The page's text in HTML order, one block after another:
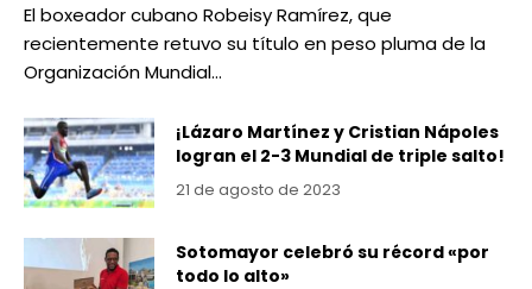
El boxeador cubano Robeisy Ramírez, que
recientemente retuvo su título en peso pluma de la
Organización Mundial…
¡Lázaro Martínez y Cristian Nápoles
logran el 2-3 Mundial de triple salto!
21 de agosto de 2023
Sotomayor celebró su récord «por
todo lo alto»